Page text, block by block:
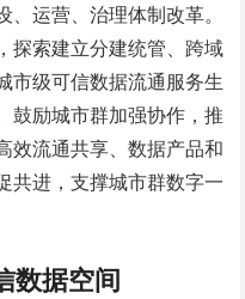
运营、治理体制改革。
探索建立分建统管、跨域
市级可信数据流通服务生
鼓励城市群加强协作，推
效流通共享、数据产品和
共进，支撑城市群数字一
数据空间